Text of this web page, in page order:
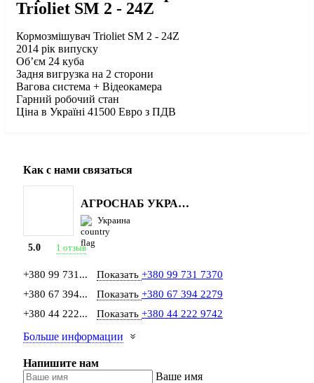
Trioliet SM 2 - 24Z
Кормозмішувач Trіoliet SM 2 - 24Z
2014 рік випуску
Об’єм 24 куба
Задня вигрузка на 2 сторони
Вагова система + Відеокамера
Гарний робочий стан
Ціна в Україні 41500 Евро з ПДВ
Как с нами связаться
АГРОСНАБ УКРАЇНА
Украина
5.0 1 отзыв
+380 99 731... Показать +380 99 731 7370
+380 67 394...
Показать +380 67 394 2279
+380 44 222...
Показать +380 44 222 9742
Больше информации
Напишите нам
Ваше имя